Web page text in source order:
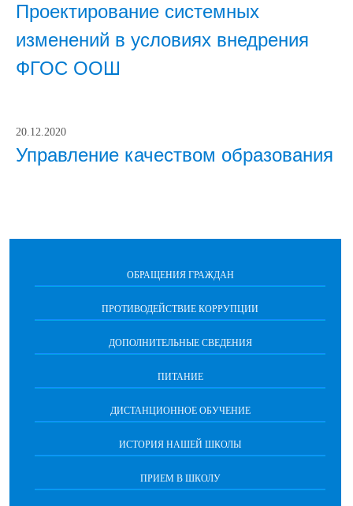
Проектирование системных
изменений в условиях внедрения
ФГОС ООШ
20.12.2020
Управление качеством образования
ОБРАЩЕНИЯ ГРАЖДАН
ПРОТИВОДЕЙСТВИЕ КОРРУПЦИИ
ДОПОЛНИТЕЛЬНЫЕ СВЕДЕНИЯ
ПИТАНИЕ
ДИСТАНЦИОННОЕ ОБУЧЕНИЕ
ИСТОРИЯ НАШЕЙ ШКОЛЫ
ПРИЕМ В ШКОЛУ